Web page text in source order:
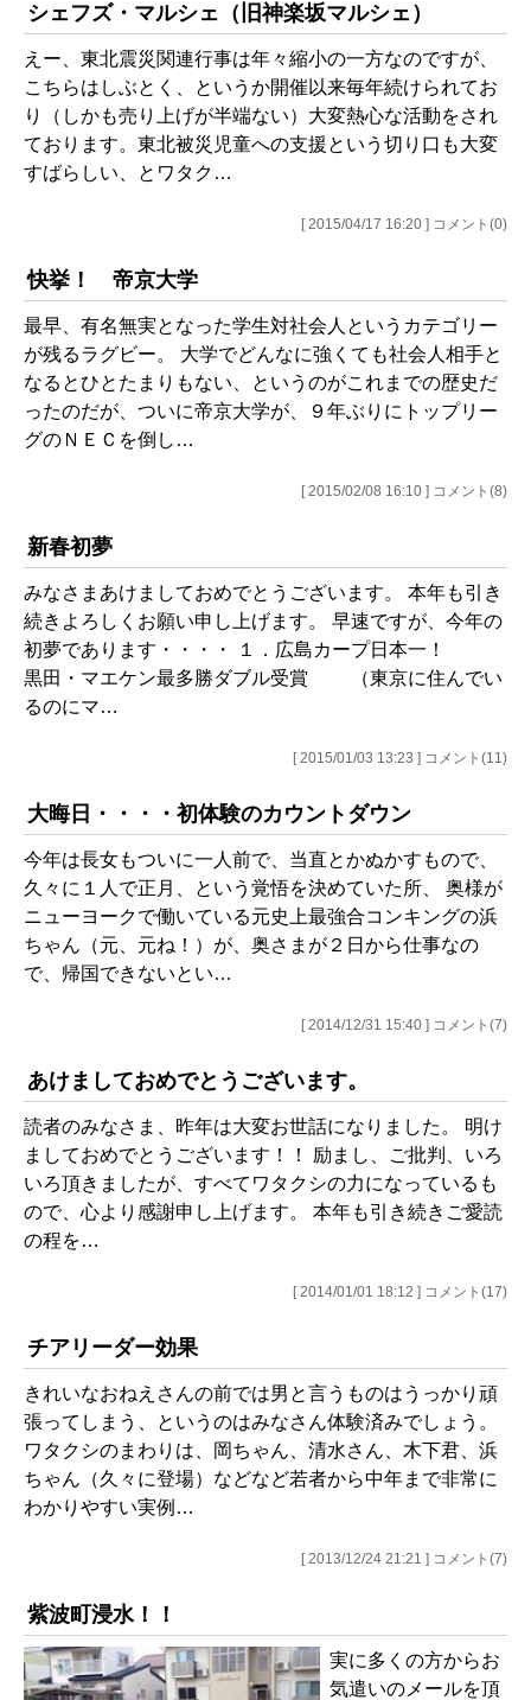
シェフズ・マルシェ（旧神楽坂マルシェ）
えー、東北震災関連行事は年々縮小の一方なのですが、
こちらはしぶとく、というか開催以来毎年続けられてお
り（しかも売り上げが半端ない）大変熱心な活動をされ
ております。東北被災児童への支援という切り口も大変
すばらしい、とワタク…
[ 2015/04/17 16:20 ] コメント(0)
快挙！ 帝京大学
最早、有名無実となった学生対社会人というカテゴリー
が残るラグビー。 大学でどんなに強くても社会人相手と
なるとひとたまりもない、というのがこれまでの歴史だ
ったのだが、ついに帝京大学が、９年ぶりにトップリー
グのＮＥＣを倒し…
[ 2015/02/08 16:10 ] コメント(8)
新春初夢
みなさまあけましておめでとうございます。 本年も引き
続きよろしくお願い申し上げます。 早速ですが、今年の
初夢であります・・・・ １．広島カープ日本一！
黒田・マエケン最多勝ダブル受賞 （東京に住んでい
るのにマ…
[ 2015/01/03 13:23 ] コメント(11)
大晦日・・・・初体験のカウントダウン
今年は長女もついに一人前で、当直とかぬかすもので、
久々に１人で正月、という覚悟を決めていた所、 奥様が
ニューヨークで働いている元史上最強合コンキングの浜
ちゃん（元、元ね！）が、奥さまが２日から仕事なの
で、帰国できないとい…
[ 2014/12/31 15:40 ] コメント(7)
あけましておめでとうございます。
読者のみなさま、昨年は大変お世話になりました。 明け
ましておめでとうございます！！ 励まし、ご批判、いろ
いろ頂きましたが、すべてワタクシの力になっているも
ので、心より感謝申し上げます。 本年も引き続きご愛読
の程を…
[ 2014/01/01 18:12 ] コメント(17)
チアリーダー効果
きれいなおねえさんの前では男と言うものはうっかり頑
張ってしまう、というのはみなさん体験済みでしょう。
ワタクシのまわりは、岡ちゃん、清水さん、木下君、浜
ちゃん（久々に登場）などなど若者から中年まで非常に
わかりやすい実例…
[ 2013/12/24 21:21 ] コメント(7)
紫波町浸水！！
実に多くの方からお
気遣いのメールを頂